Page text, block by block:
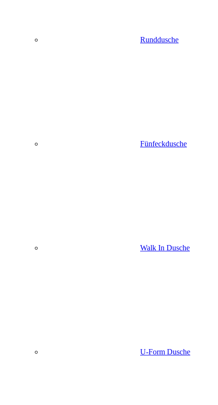
Runddusche
Fünfeckdusche
Walk In Dusche
U-Form Dusche